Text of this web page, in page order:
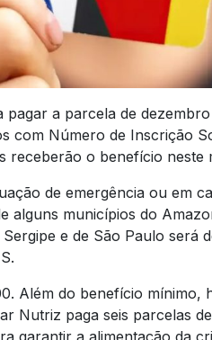
pagar a parcela de
com Número de Inscrição
receberão o benefício neste
de emergência ou em
alguns municípios do
e de São Paulo será
Além do benefício mínimo,
Nutriz paga seis parcelas
garantir a alimentação da